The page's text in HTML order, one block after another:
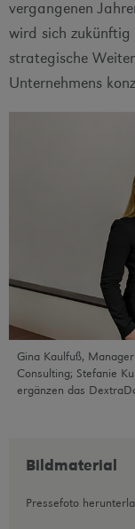
vergangenen
wird sich
strategische
Unternehmens
Gina Kaulfuß,
Consulting; Stefanie
ergänzen das
Bildmaterial
Pressefoto